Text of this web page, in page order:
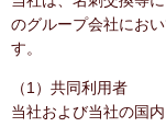
のグループ会社にお
す。
（1）共同利用者
当社および当社の国